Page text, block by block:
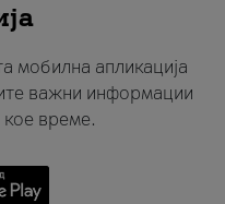
мобилна апликација
важни информации
кое време.